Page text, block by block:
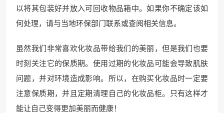
以将其包装好并放入可回收物品箱中。如果你不确定该如
何处理，请与当地环保部门联系或查阅相关信息。
虽然我们非常喜欢化妆品带给我们的美丽，但是我们也要
时刻关注它的保质期。使用过期的化妆品可能会导致肌肤
问题，并对环境造成影响。所以，在购买化妆品时一定要
注意保质期，并且定期清理自己的化妆品柜。只有这样才
能让自己变得更加美丽而健康！